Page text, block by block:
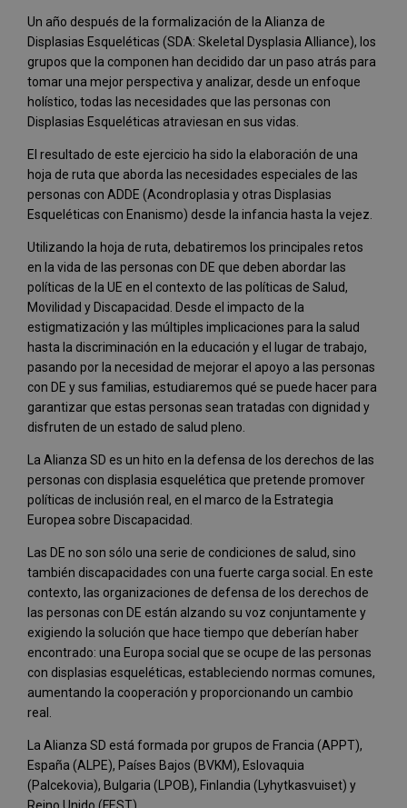
Un año después de la formalización de la Alianza de
Displasias Esqueléticas (SDA: Skeletal Dysplasia Alliance), los
grupos que la componen han decidido dar un paso atrás para
tomar una mejor perspectiva y analizar, desde un enfoque
holístico, todas las necesidades que las personas con
Displasias Esqueléticas atraviesan en sus vidas.
El resultado de este ejercicio ha sido la elaboración de una
hoja de ruta que aborda las necesidades especiales de las
personas con ADDE (Acondroplasia y otras Displasias
Esqueléticas con Enanismo) desde la infancia hasta la vejez.
Utilizando la hoja de ruta, debatiremos los principales retos
en la vida de las personas con DE que deben abordar las
políticas de la UE en el contexto de las políticas de Salud,
Movilidad y Discapacidad. Desde el impacto de la
estigmatización y las múltiples implicaciones para la salud
hasta la discriminación en la educación y el lugar de trabajo,
pasando por la necesidad de mejorar el apoyo a las personas
con DE y sus familias, estudiaremos qué se puede hacer para
garantizar que estas personas sean tratadas con dignidad y
disfruten de un estado de salud pleno.
La Alianza SD es un hito en la defensa de los derechos de las
personas con displasia esquelética que pretende promover
políticas de inclusión real, en el marco de la Estrategia
Europea sobre Discapacidad.
Las DE no son sólo una serie de condiciones de salud, sino
también discapacidades con una fuerte carga social. En este
contexto, las organizaciones de defensa de los derechos de
las personas con DE están alzando su voz conjuntamente y
exigiendo la solución que hace tiempo que deberían haber
encontrado: una Europa social que se ocupe de las personas
con displasias esqueléticas, estableciendo normas comunes,
aumentando la cooperación y proporcionando un cambio
real.
La Alianza SD está formada por grupos de Francia (APPT),
España (ALPE), Países Bajos (BVKM), Eslovaquia
(Palcekovia), Bulgaria (LPOB), Finlandia (Lyhytkasvuiset) y
Reino Unido (FEST).